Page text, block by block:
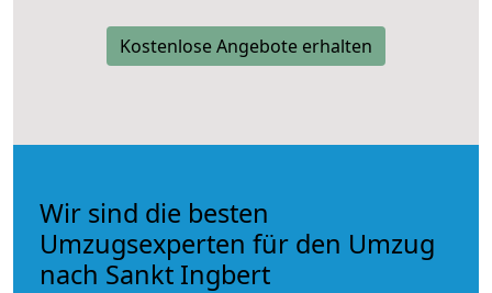
Kostenlose Angebote erhalten
Wir sind die besten
Umzugsexperten für den Umzug
nach Sankt Ingbert